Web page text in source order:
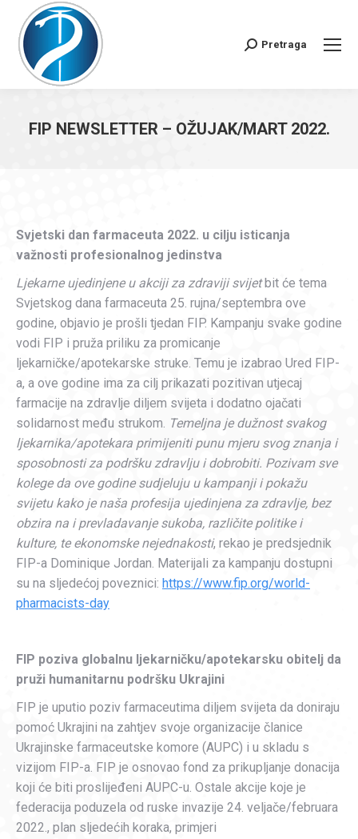
Search:
Pretraga
FIP NEWSLETTER – OŽUJAK/MART 2022.
Svjetski dan farmaceuta 2022. u cilju isticanja
važnosti profesionalnog jedinstva
Ljekarne ujedinjene u akciji za zdraviji svijetbit će tema
Svjetskog dana farmaceuta 25. rujna/septembra ove
godine, objavio je prošli tjedan FIP. Kampanju svake godine
vodi FIP i pruža priliku za promicanje
ljekarničke/apotekarske struke. Temu je izabrao Ured FIP-
a, a ove godine ima za cilj prikazati pozitivan utjecaj
farmacije na zdravlje diljem svijeta i dodatno ojačati
solidarnost među strukom. Temeljna je dužnost svakog
ljekarnika/apotekara primijeniti punu mjeru svog znanja i
sposobnosti za podršku zdravlju i dobrobiti. Pozivam sve
kolege da ove godine sudjeluju u kampanji i pokažu
svijetu kako je naša profesija ujedinjena za zdravlje, bez
obzira na i prevladavanje sukoba, različite politike i
kulture, te ekonomske nejednakosti, rekao je predsjednik
FIP-a Dominique Jordan. Materijali za kampanju dostupni
su na sljedećoj poveznici: https://www.fip.org/world-
pharmacists-day
FIP poziva globalnu ljekarničku/apotekarsku obitelj da
pruži humanitarnu podršku Ukrajini
FIP je uputio poziv farmaceutima diljem svijeta da doniraju
pomoć Ukrajini na zahtjev svoje organizacije članice
Ukrajinske farmaceutske komore (AUPC) i u skladu s
vizijom FIP-a. FIP je osnovao fond za prikupljanje donacija
koji će biti proslijeđeni AUPC-u. Ostale akcije koje je
federacija poduzela od ruske invazije 24. veljače/februara
2022., plan sljedećih koraka, primjeri